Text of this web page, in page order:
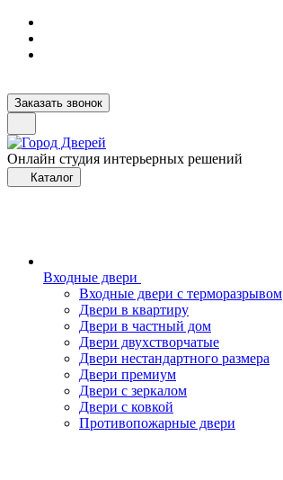
Заказать звонок
Онлайн студия интерьерных решений
Каталог
Входные двери
Входные двери с терморазрывом
Двери в квартиру
Двери в частный дом
Двери двухстворчатые
Двери нестандартного размера
Двери премиум
Двери с зеркалом
Двери с ковкой
Противопожарные двери